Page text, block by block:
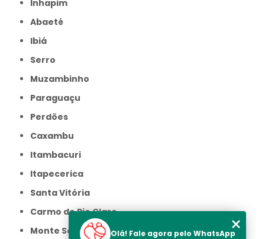
Inhapim
Abaeté
Ibiá
Serro
Muzambinho
Paraguaçu
Perdões
Caxambu
Itambacuri
Itapecerica
Santa Vitória
Carmo do Rio Claro
Monte Santo de MinasOlá! Fale agora pelo WhatsApp